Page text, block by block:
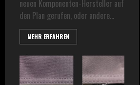
neuen Komponenten-Hersteller auf
den Plan gerufen, oder andere...
MEHR ERFAHREN